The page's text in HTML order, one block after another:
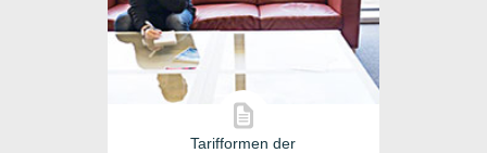
Tarifformen der